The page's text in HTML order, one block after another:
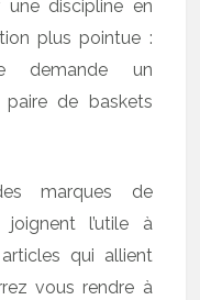
discipline en
plus pointue :
demande un
de baskets
marques de
l’utile à
qui allient
vous rendre à